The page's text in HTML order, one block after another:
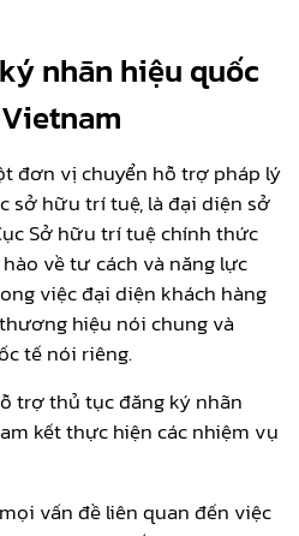
nhãn hiệu quốc
đơn vị chuyển hỗ trợ pháp lý
sở hữu trí tuệ, là đại diện sở
Sở hữu trí tuệ chính thức
về tư cách và năng lực
việc đại diện khách hàng
hiệu nói chung và
tế nói riêng.
trợ thủ tục đăng ký nhãn
kết thực hiện các nhiệm vụ
vấn đề liên quan đến việc